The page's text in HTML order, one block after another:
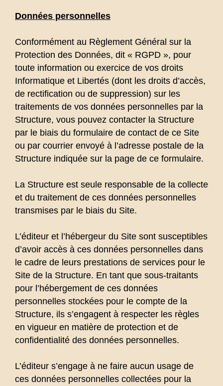
Données personnelles
Conformément au Règlement Général sur la
Protection des Données, dit « RGPD », pour
toute information ou exercice de vos droits
Informatique et Libertés (dont les droits d’accès,
de rectification ou de suppression) sur les
traitements de vos données personnelles par la
Structure, vous pouvez contacter la Structure
par le biais du formulaire de contact de ce Site
ou par courrier envoyé à l’adresse postale de la
Structure indiquée sur la page de ce formulaire.
La Structure est seule responsable de la collecte
et du traitement de ces données personnelles
transmises par le biais du Site.
L’éditeur et l’hébergeur du Site sont susceptibles
d’avoir accès à ces données personnelles dans
le cadre de leurs prestations de services pour le
Site de la Structure. En tant que sous-traitants
pour l’hébergement de ces données
personnelles stockées pour le compte de la
Structure, ils s’engagent à respecter les règles
en vigueur en matière de protection et de
confidentialité des données personnelles.
L’éditeur s’engage à ne faire aucun usage de
ces données personnelles collectées pour la